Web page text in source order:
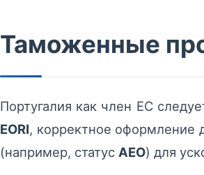
Таможенные
Португалия как член ЕС
EORI, корректное оформление
(например, статус AEO) для